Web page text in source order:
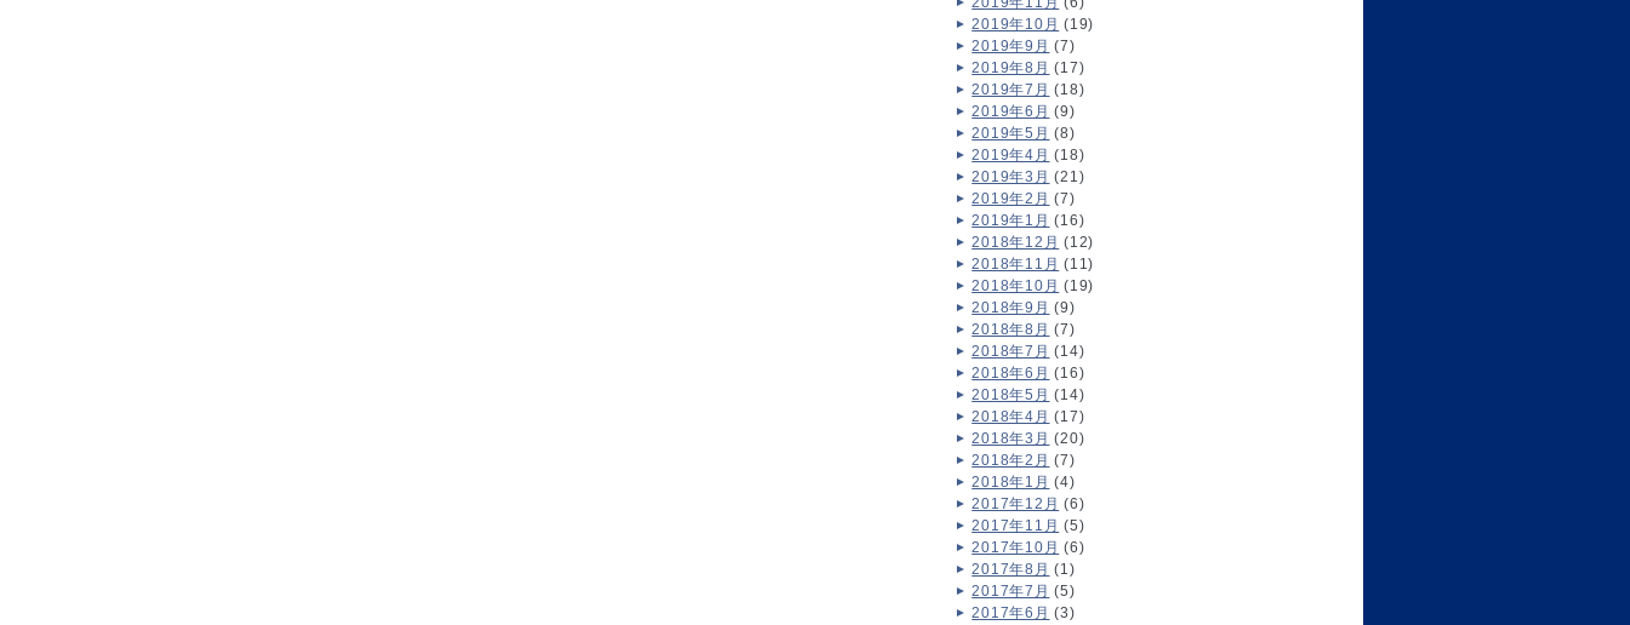
2019年10月 (19)
2019年9月 (7)
2019年8月 (17)
2019年7月 (18)
2019年6月 (9)
2019年5月 (8)
2019年4月 (18)
2019年3月 (21)
2019年2月 (7)
2019年1月 (16)
2018年12月 (12)
2018年11月 (11)
2018年10月 (19)
2018年9月 (9)
2018年8月 (7)
2018年7月 (14)
2018年6月 (16)
2018年5月 (14)
2018年4月 (17)
2018年3月 (20)
2018年2月 (7)
2018年1月 (4)
2017年12月 (6)
2017年11月 (5)
2017年10月 (6)
2017年8月 (1)
2017年7月 (5)
2017年6月 (3)